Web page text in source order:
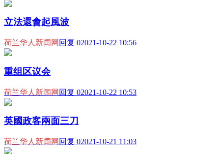
立法還會起風波
荷兰华人新闻网 回复 02021-10-22 10:56
重组区议会
荷兰华人新闻网 回复 02021-10-22 10:53
英國政客兩面三刀
荷兰华人新闻网 回复 02021-10-21 11:03